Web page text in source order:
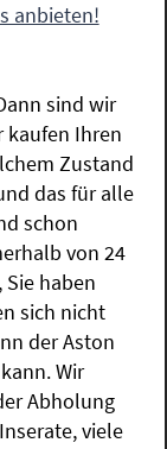
anbieten!
sind wir
kaufen Ihren
Zustand
das für alle
schon
von 24
haben
sich nicht
der Aston
Wir
Abholung
viele